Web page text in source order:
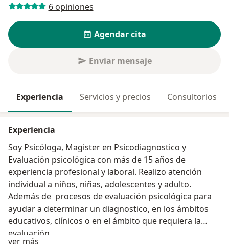
6 opiniones
Agendar cita
Enviar mensaje
Experiencia Servicios y precios Consultorios
Experiencia
Soy Psicóloga, Magister en Psicodiagnostico y
Evaluación psicológica con más de 15 años de
experiencia profesional y laboral. Realizo atención
individual a niños, niñas, adolescentes y adulto.
Además de procesos de evaluación psicológica para
ayudar a determinar un diagnostico, en los ámbitos
educativos, clínicos o en el ámbito que requiera la
evaluación.
ver más